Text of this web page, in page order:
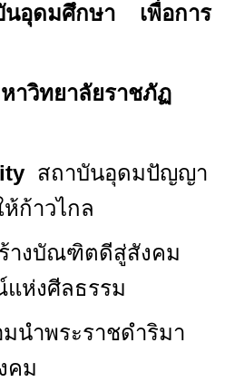
อุดมศึกษา เพื่อการ
าวิทยาลัยราชภัฏ
สถาบันอุดมปัญญา
ก้าวไกล
างบัณฑิตดีสู่สังคม
ห่งศีลธรรม
นำพระราชดำริมา
คม